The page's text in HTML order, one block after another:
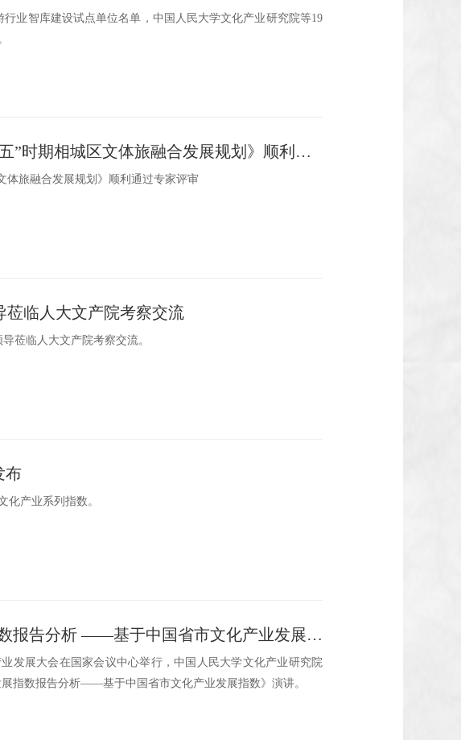
业智库建设试点单位名单，中国人民大学文化产业研究院等19
人大文化产业研究院编制的《“十四五”时期相城区文体旅融合发展规划》顺利通过专家评审
体旅融合发展规划》顺利通过专家评审
莅临人大文产院考察交流
莅临人大文产院考察交流。
布
化产业系列指数。
2010-2019年北京市文化产业发展指数报告分析 ——基于中国省市文化产业发展指数
发展大会在国家会议中心举行，中国人民大学文化产业研究院
指数报告分析——基于中国省市文化产业发展指数》演讲。